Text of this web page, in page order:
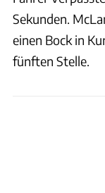
Sekunden.
einen Bock in
fünften Stelle.